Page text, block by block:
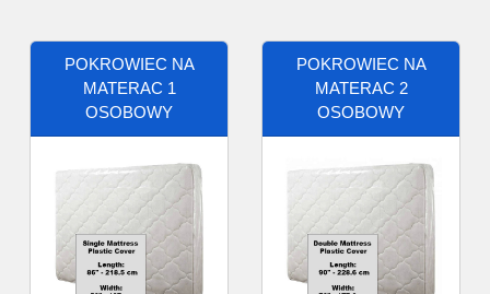
POKROWIEC NA
MATERAC 1
OSOBOWY
POKROWIEC NA
MATERAC 2
OSOBOWY